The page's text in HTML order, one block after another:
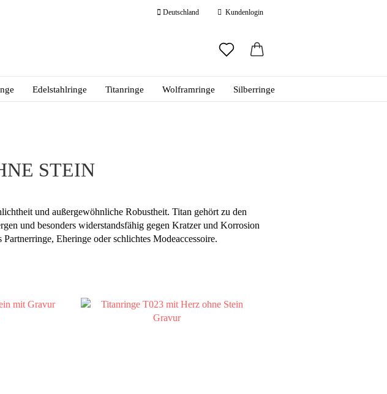
Deutschland Kundenlogin
E-Mail
Passwort vergessen?
Edelstahlringe Titanringe Wolframringe Silberringe
STEIN
und außergewöhnliche Robustheit. Titan gehört zu den
und besonders widerstandsfähig gegen Kratzer und Korrosion
Eheringe oder schlichtes Modeaccessoire.